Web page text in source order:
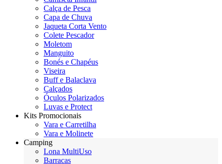
Calça de Pesca
Capa de Chuva
Jaqueta Corta Vento
Colete Pescador
Moletom
Manguito
Bonés e Chapéus
Viseira
Buff e Balaclava
Calçados
Óculos Polarizados
Luvas e Protect
Kits Promocionais
Vara e Carretilha
Vara e Molinete
Camping
Lona MultiUso
Barracas